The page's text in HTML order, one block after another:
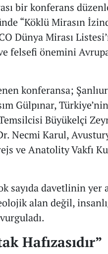
bir konferans
“Köklü Mirasın
Dünya Mirası
felsefi önemini
konferansa;
Gülpınar,
Büyükelçi
Necmi Karul,
ve Anatolity Vakfı
sayıda davetlinin yer
alan değil,
Hafızasıdır”